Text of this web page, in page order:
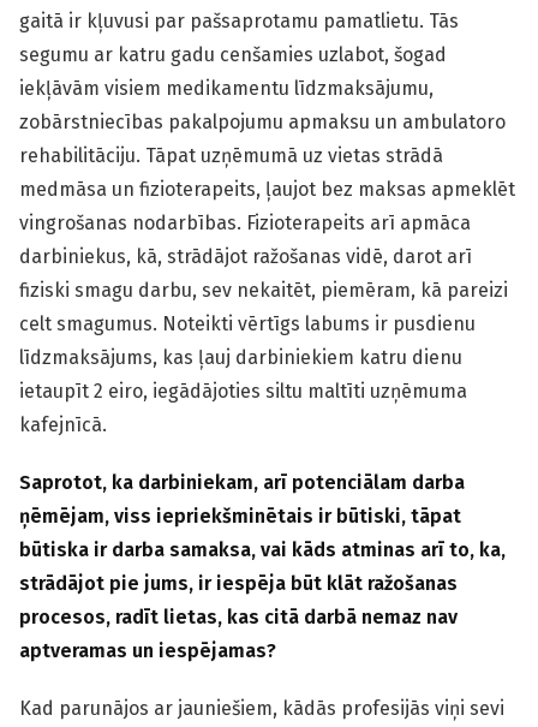
gaitā ir kļuvusi par pašsaprotamu pamatlietu. Tās
segumu ar katru gadu cenšamies uzlabot, šogad
iekļāvām visiem medikamentu līdzmaksājumu,
zobārstniecības pakalpojumu apmaksu un ambulatoro
rehabilitāciju. Tāpat uzņēmumā uz vietas strādā
medmāsa un fizioterapeits, ļaujot bez maksas apmeklēt
vingrošanas nodarbības. Fizioterapeits arī apmāca
darbiniekus, kā, strādājot ražošanas vidē, darot arī
fiziski smagu darbu, sev nekaitēt, piemēram, kā pareizi
celt smagumus. Noteikti vērtīgs labums ir pusdienu
līdzmaksājums, kas ļauj darbiniekiem katru dienu
ietaupīt 2 eiro, iegādājoties siltu maltīti uzņēmuma
kafejnīcā.
Saprotot, ka darbiniekam, arī potenciālam darba
ņēmējam, viss iepriekšminētais ir būtiski, tāpat
būtiska ir darba samaksa, vai kāds atminas arī to, ka,
strādājot pie jums, ir iespēja būt klāt ražošanas
procesos, radīt lietas, kas citā darbā nemaz nav
aptveramas un iespējamas?
Kad parunājos ar jauniešiem, kādās profesijās viņi sevi